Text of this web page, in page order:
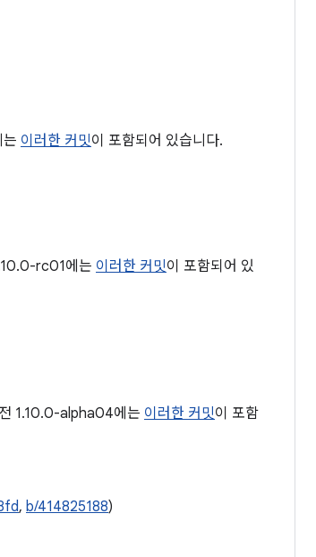
이러한 커밋이 포함되어 있습니다.
rc01에는 이러한 커밋이 포함되어 있
1.10.0-alpha04에는 이러한 커밋이 포함
, b/414825188)